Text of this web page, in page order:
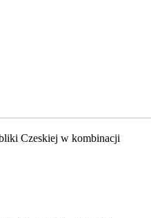
Czeskiej w kombinacji